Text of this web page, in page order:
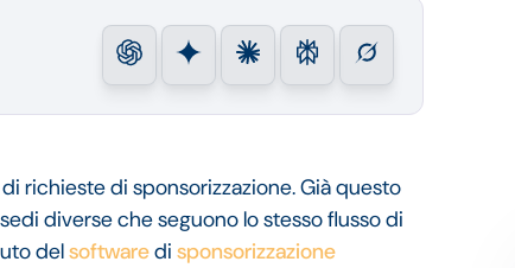
richieste di sponsorizzazione. Già questo
diverse che seguono lo stesso flusso di
delsoftwaredi sponsorizzazione